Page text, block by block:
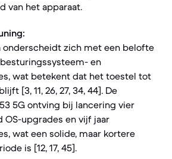
van het apparaat.
onderscheidt zich met een belofte
besturingssysteem- en
wat betekent dat het toestel tot
[3, 11, 26, 27, 34, 44]. De
5G ontving bij lancering vier
OS-upgrades en vijf jaar
wat een solide, maar kortere
is [12, 17, 45].